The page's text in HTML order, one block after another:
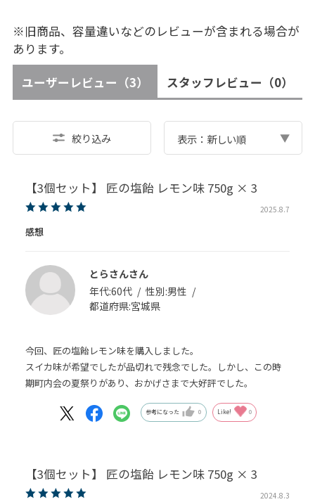
※旧商品、容量違いなどのレビューが含まれる場合が
あります。
ユーザーレビュー （3） スタッフレビュー （0）
絞り込み 表示：新しい順
【3個セット】 匠の塩飴 レモン味 750g × 3
2025.8.7
感想
とらさんさん
年代:60代 性別:男性
都道府県:宮城県
今回、匠の塩飴レモン味を購入しました。
スイカ味が希望でしたが品切れで残念でした。しかし、この時
期町内会の夏祭りがあり、おかげさまで大好評でした。
参考になった 0 Like! 0
【3個セット】 匠の塩飴 レモン味 750g × 3
2024.8.3